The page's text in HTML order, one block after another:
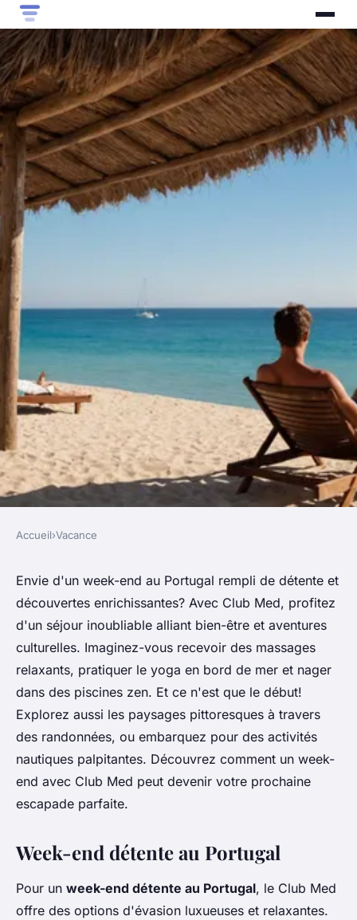
Week end au portugal avec
club med : détente et
découverte
admin•12 août 2024• 4 min de lecture
Accueil›Vacance
Envie d'un week-end au Portugal rempli de détente et
découvertes enrichissantes? Avec Club Med, profitez
d'un séjour inoubliable alliant bien-être et aventures
culturelles. Imaginez-vous recevoir des massages
relaxants, pratiquer le yoga en bord de mer et nager
dans des piscines zen. Et ce n'est que le début!
Explorez aussi les paysages pittoresques à travers
des randonnées, ou embarquez pour des activités
nautiques palpitantes. Découvrez comment un week-
end avec Club Med peut devenir votre prochaine
escapade parfaite.
Week-end détente au Portugal
Pour un week-end détente au Portugal, le Club Med
offre des options d'évasion luxueuses et relaxantes.